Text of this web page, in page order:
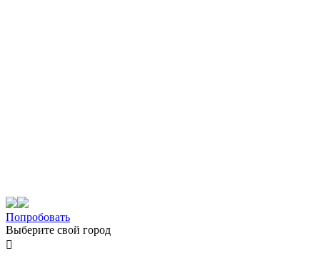
Попробовать
Выберите свой город
